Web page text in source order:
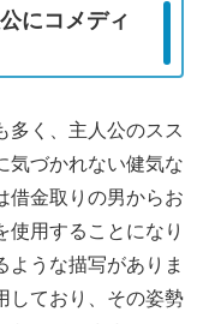
にコメディ
多く、主人公のスス
気づかれない健気な
借金取りの男からお
使用することになり
ような描写がありま
しており、その姿勢